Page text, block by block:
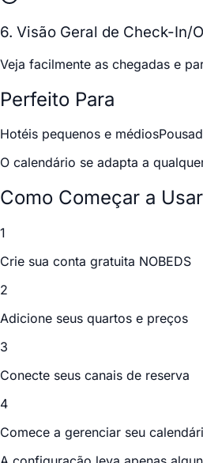
6. Visão Geral de Check-In/
Veja facilmente as chegadas e
Perfeito Para
Hotéis pequenos e médios
O calendário se adapta a
Como Começar a
1
Crie sua conta gratuita NOBEDS
2
Adicione seus quartos e preços
3
Conecte seus canais de reserva
4
Comece a gerenciar seu